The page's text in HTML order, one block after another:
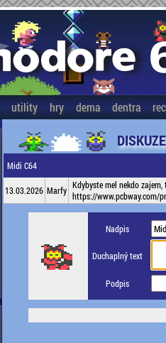
utility hry dema dentra
DISKUZE
Midi C64
13.03.2026 Marfy Kdybyste mel nekdo
https://www.pcbway.com/
Nadpis
Duchaplný text
Podpis